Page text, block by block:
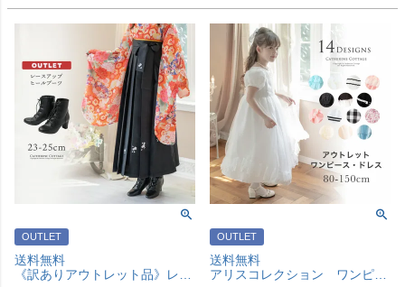
OUTLET
送料無料
《訳ありアウトレット品》レースアップヒールブーツ 袴ブーツ 編み上げブーツ 太めヒール 6cmヒール 6ホール 黒 23cm 和装 履物 フォーマル カジュアル 女の子 キッズ ジュニア 小学生 中学生 高校生 大学生 レディース TAK キャサリンコテージ
OUTLET
送料無料
アリスコレクション ワンピース・ドレス アウトレット TAK